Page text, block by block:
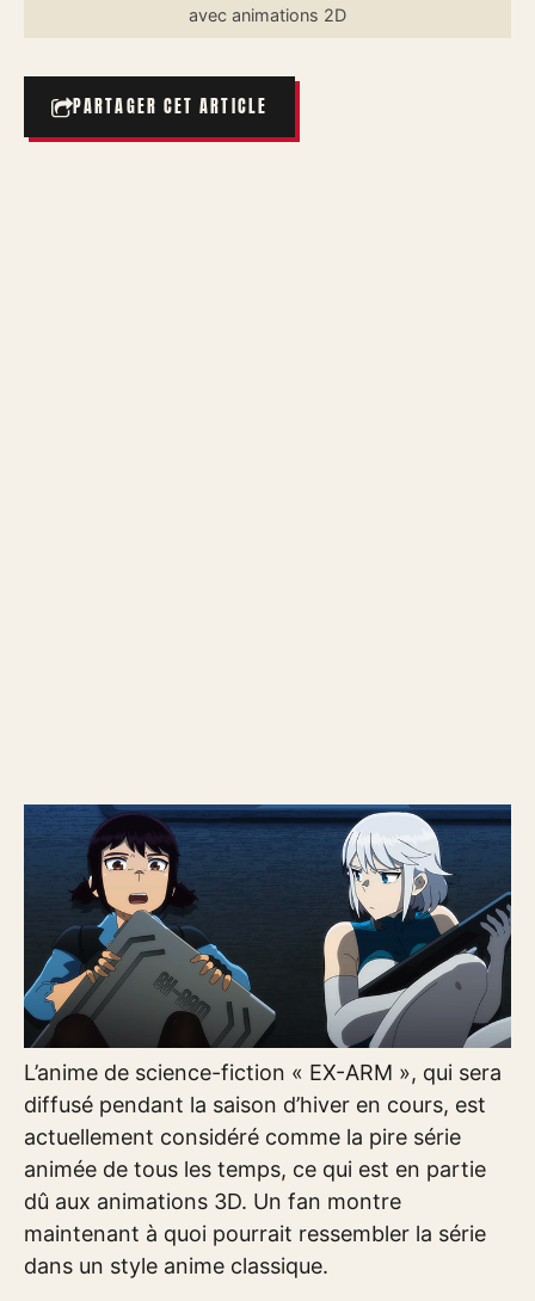
avec animations 2D
PARTAGER CET ARTICLE
L’anime de science-fiction « EX-ARM », qui sera
diffusé pendant la saison d’hiver en cours, est
actuellement considéré comme la pire série
animée de tous les temps, ce qui est en partie
dû aux animations 3D. Un fan montre
maintenant à quoi pourrait ressembler la série
dans un style anime classique.